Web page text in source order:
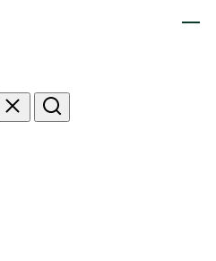
Tilbakestill
Søk